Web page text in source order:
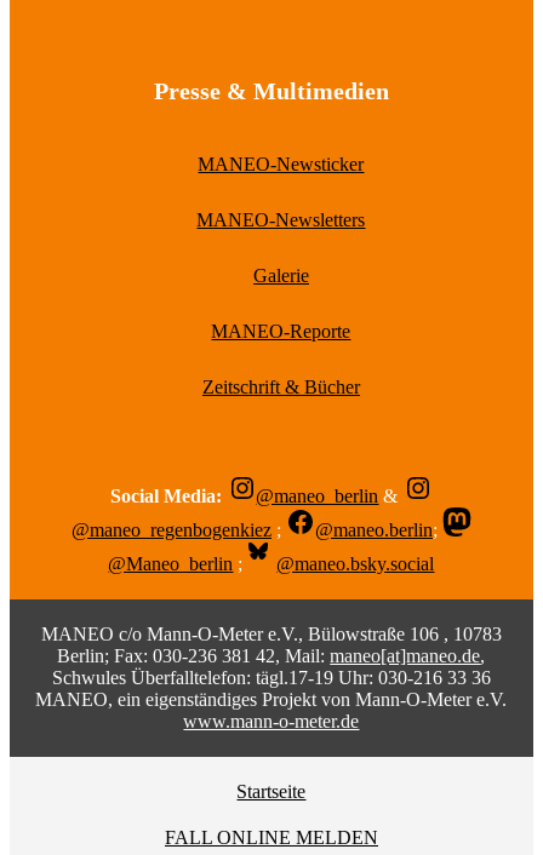
Presse & Multimedien
MANEO-Newsticker
MANEO-Newsletters
Galerie
MANEO-Reporte
Zeitschrift & Bücher
Social Media: @maneo_berlin &
@maneo_regenbogenkiez ; @maneo.berlin;
@Maneo_berlin ; @maneo.bsky.social
MANEO c/o Mann-O-Meter e.V., Bülowstraße 106 , 10783
Berlin; Fax: 030-236 381 42, Mail:maneo[at]maneo.de,
Schwules Überfalltelefon: tägl.17-19 Uhr: 030-216 33 36
MANEO, ein eigenständiges Projekt von Mann-O-Meter e.V.
www.mann-o-meter.de
Startseite
FALL ONLINE MELDEN